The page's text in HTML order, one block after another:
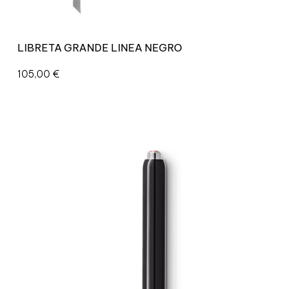
LIBRETA GRANDE LINEA NEGRO
105,00 €